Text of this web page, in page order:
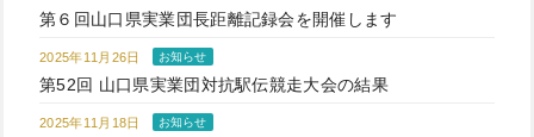
第６回山口県実業団長距離記録会を開催します
2025年11月26日 お知らせ
第52回 山口県実業団対抗駅伝競走大会の結果
2025年11月18日 お知らせ